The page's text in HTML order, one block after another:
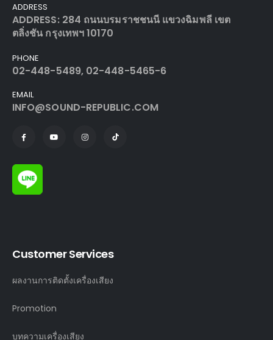
ADDRESS
ADDRESS: 284 ถนนบรมราชชนนี แขวงฉิมพลี เขต
ตลิ่งชัน กรุงเทพฯ 10170
PHONE
02-448-5489, 02-448-5465-6
EMAIL
INFO@SOUND-REPUBLIC.COM
Customer Services
ผลงานการติดตั้งเครื่องเสียง
Promotion
บทความเครื่องเสียง